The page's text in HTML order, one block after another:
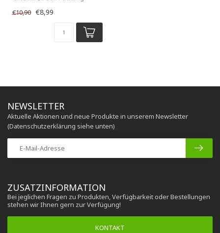
€10,90 €8,99
ZUSATZINFORMATION
Bei jeglichen Fragen zu Produkten, Verfügbarkeit oder Bestellungen
stehen wir Ihnen gern zur Verfügung!
KONTAKT
NEWSLETTER
Aktuelle Aktionen und neue Produkte in unserem Newsletter
(Datenschutzerklärung siehe unten)